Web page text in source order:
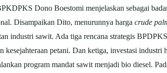
Dono Boestomi menjelaskan sebagai
Disampaikan Dito, menurunnya harga crude
industri sawit. Ada tiga rencana strategis
petani. Dan ketiga, investasi
program mandat sawit menjadi bio diesel.